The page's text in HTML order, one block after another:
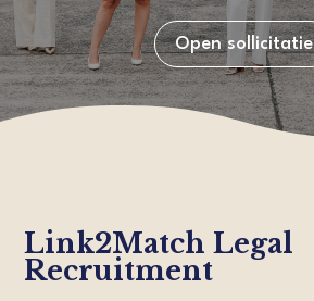
Open sollicitatie
Link2Match Legal
Recruitment